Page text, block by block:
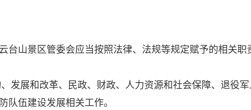
台山景区管委会应当按照法律、法规等规定赋予的相关职
发展和改革、民政、财政、人力资源和社会保障、退役
队伍建设发展相关工作。